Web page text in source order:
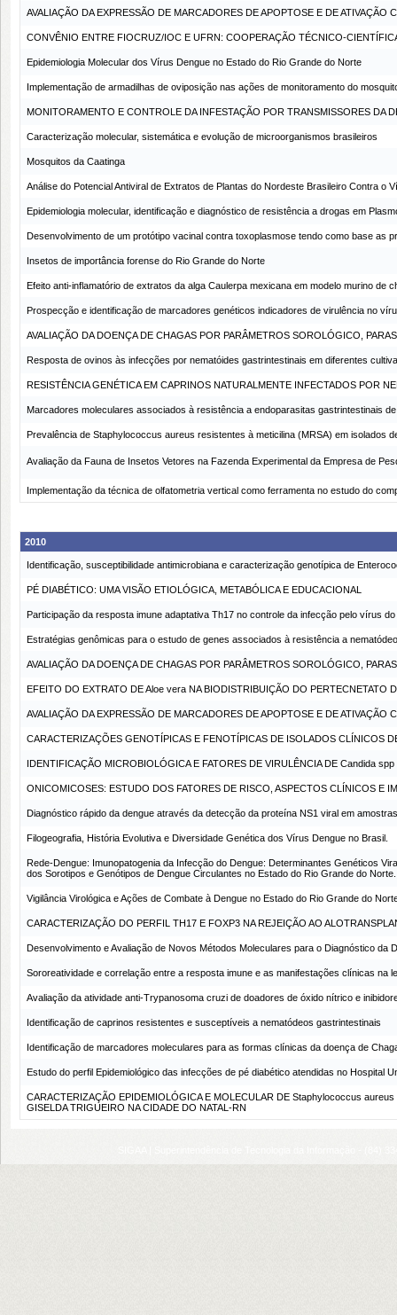
AVALIAÇÃO DA EXPRESSÃO DE MARCADORES DE APOPTOSE E DE
CONVÊNIO ENTRE FIOCRUZ/IOC E UFRN: COOPERAÇÃO TÉCNICO-
Epidemiologia Molecular dos Vírus Dengue no Estado do Rio Grande do Norte
Implementação de armadilhas de oviposição nas ações de monitoramento do
MONITORAMENTO E CONTROLE DA INFESTAÇÃO POR TRANSMISSORES DA
Caracterização molecular, sistemática e evolução de microorganismos brasileiros
Mosquitos da Caatinga
Análise do Potencial Antiviral de Extratos de Plantas do Nordeste Brasileiro Contra o
Epidemiologia molecular, identificação e diagnóstico de resistência a drogas em
Desenvolvimento de um protótipo vacinal contra toxoplasmose tendo como base as
Insetos de importância forense do Rio Grande do Norte
Efeito anti-inflamatório de extratos da alga Caulerpa mexicana em modelo murino de
Prospecção e identificação de marcadores genéticos indicadores de virulência no
AVALIAÇÃO DA DOENÇA DE CHAGAS POR PARÂMETROS SOROLÓGICO,
Resposta de ovinos às infecções por nematóides gastrintestinais em diferentes
RESISTÊNCIA GENÉTICA EM CAPRINOS NATURALMENTE INFECTADOS POR
Marcadores moleculares associados à resistência a endoparasitas gastrintestinais
Prevalência de Staphylococcus aureus resistentes à meticilina (MRSA) em isolados
Avaliação da Fauna de Insetos Vetores na Fazenda Experimental da Empresa de
Implementação da técnica de olfatometria vertical como ferramenta no estudo do
2010
Identificação, susceptibilidade antimicrobiana e caracterização genotípica de
PÉ DIABÉTICO: UMA VISÃO ETIOLÓGICA, METABÓLICA E EDUCACIONAL
Participação da resposta imune adaptativa Th17 no controle da infecção pelo vírus
Estratégias genômicas para o estudo de genes associados à resistência a
AVALIAÇÃO DA DOENÇA DE CHAGAS POR PARÂMETROS SOROLÓGICO,
EFEITO DO EXTRATO DE Aloe vera NA BIODISTRIBUIÇÃO DO PERTECNETATO
AVALIAÇÃO DA EXPRESSÃO DE MARCADORES DE APOPTOSE E DE
CARACTERIZAÇÕES GENOTÍPICAS E FENOTÍPICAS DE ISOLADOS CLÍNICOS
IDENTIFICAÇÃO MICROBIOLÓGICA E FATORES DE VIRULÊNCIA DE Candida
ONICOMICOSES: ESTUDO DOS FATORES DE RISCO, ASPECTOS CLÍNICOS E
Diagnóstico rápido da dengue através da detecção da proteína NS1 viral em
Filogeografia, História Evolutiva e Diversidade Genética dos Vírus Dengue no Brasil.
Rede-Dengue: Imunopatogenia da Infecção do Dengue: Determinantes Genéticos
dos Sorotipos e Genótipos de Dengue Circulantes no Estado do Rio Grande do Norte.
Vigilância Virológica e Ações de Combate à Dengue no Estado do Rio Grande do
CARACTERIZAÇÃO DO PERFIL TH17 E FOXP3 NA REJEIÇÃO AO
Desenvolvimento e Avaliação de Novos Métodos Moleculares para o Diagnóstico da
Sororeatividade e correlação entre a resposta imune e as manifestações clínicas na
Avaliação da atividade anti-Trypanosoma cruzi de doadores de óxido nítrico e
Identificação de caprinos resistentes e susceptíveis a nematódeos gastrintestinais
Identificação de marcadores moleculares para as formas clínicas da doença de
Estudo do perfil Epidemiológico das infecções de pé diabético atendidas no Hospital
CARACTERIZAÇÃO EPIDEMIOLÓGICA E MOLECULAR DE Staphylococcus
GISELDA TRIGUEIRO NA CIDADE DO NATAL-RN